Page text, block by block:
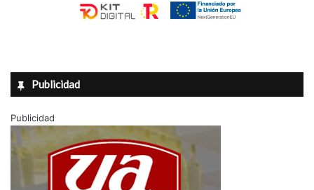
Publicidad
Publicidad